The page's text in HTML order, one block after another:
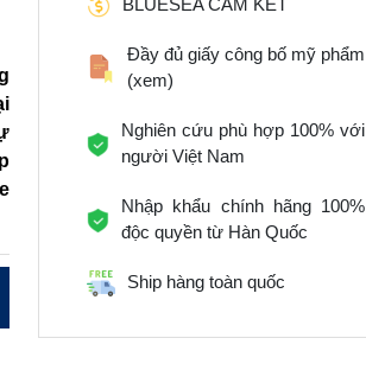
BLUESEA CAM KẾT
Đầy đủ giấy công bố mỹ phẩm
(xem)
Nghiên cứu phù hợp 100% với
người Việt Nam
Nhập khẩu chính hãng 100%
độc quyền từ Hàn Quốc
Ship hàng toàn quốc